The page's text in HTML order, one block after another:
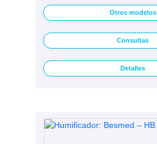
Otros modelos
Consultas
Detalles